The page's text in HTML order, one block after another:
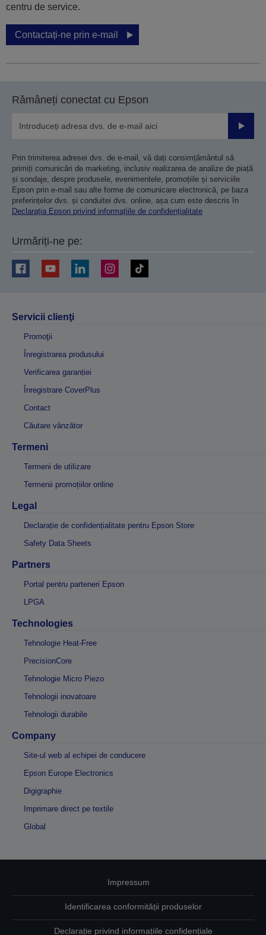
centru de service.
Contactați-ne prin e-mail
Rămâneți conectat cu Epson
Prin trimiterea adresei dvs. de e-mail, vă dați consimțământul să
primiți comunicări de marketing, inclusiv realizarea de analize de piață
și sondaje, despre produsele, evenimentele, promoțiile și serviciile
Epson prin e-mail sau alte forme de comunicare electronică, pe baza
preferințelor dvs. și conduitei dvs. online, așa cum este descris în
Declarația Epson privind informațiile de confidențialitate
Urmăriți-ne pe:
Servicii clienţi
Promoţii
Înregistrarea produsului
Verificarea garanției
Înregistrare CoverPlus
Contact
Căutare vânzător
Termeni
Termeni de utilizare
Termenii promoțiilor online
Legal
Declarație de confidențialitate pentru Epson Store
Safety Data Sheets
Partners
Portal pentru parteneri Epson
LPGA
Technologies
Tehnologie Heat-Free
PrecisionCore
Tehnologie Micro Piezo
Tehnologii inovatoare
Tehnologii durabile
Company
Site-ul web al echipei de conducere
Epson Europe Electronics
Digigraphie
Imprimare direct pe textile
Global
Impressum
Identificarea conformității produselor
Declarație privind informațiile confidențiale